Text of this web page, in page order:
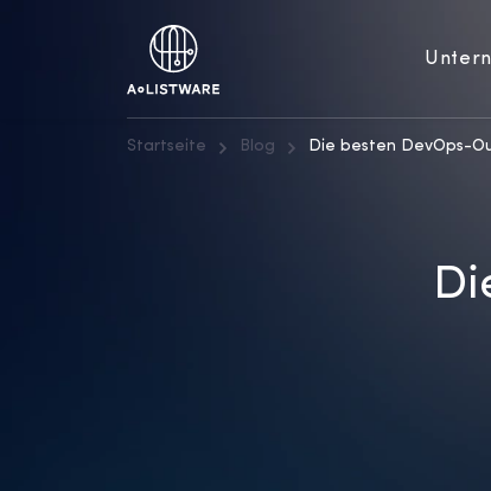
Startseite Blog Die besten DevOps-